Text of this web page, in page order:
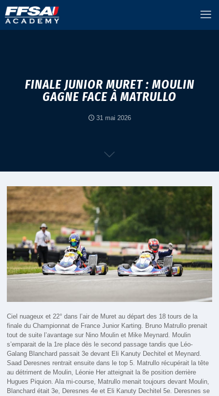
FINALE JUNIOR MURET : MOULIN
GAGNE FACE À MATRULLO
31 mai 2026
Ciel nuageux et 22° dans l’air de Muret au départ des 18 tours de la
finale du Championnat de France Junior Karting. Bruno Matrullo prenait
tout de suite l’avantage sur Nino Moulin et Mike Meynard. Moulin
s’emparait de la 1re place dès le second passage tandis que Léo-
Galang Blanchard passait 3e devant Eli Kanuty Dechitel et Meynard.
Saad Deresnes rentrait ensuite dans le top 5. Matrullo récupérait la tête
au détriment de Moulin, Léonie Her atteignait la 8e position derrière
Hugues Piquion. Ala mi-course, Matrullo menait toujours devant Moulin,
Blanchard était 3e, Deresnes 4e et Eli Kanuty Dechitel 5e. Deresnes se